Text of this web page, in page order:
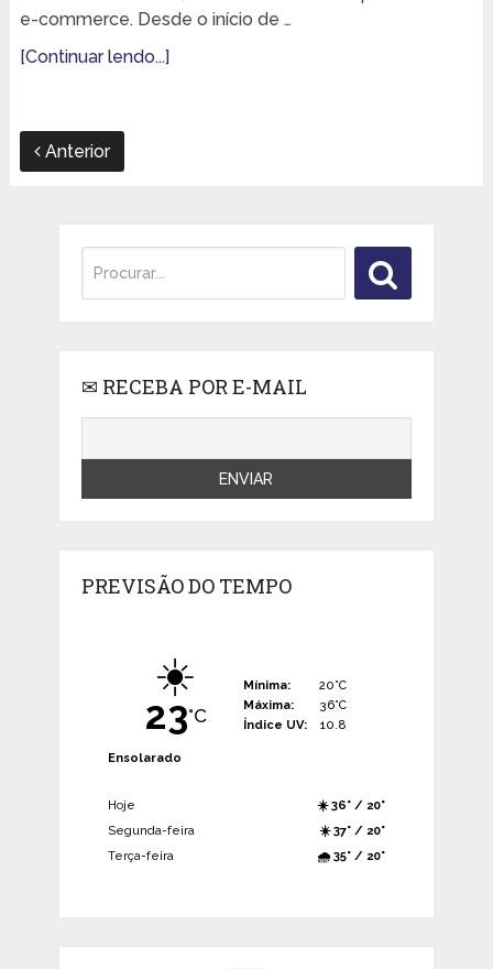
e-commerce. Desde o início de …
[Continuar lendo...]
Anterior
✉ RECEBA POR E-MAIL
PREVISÃO DO TEMPO
☀️
23°C
Mínima:
20°C
Máxima:
36°C
Índice UV:
10.8
Ensolarado
Hoje
☀️ 36° / 20°
Segunda-feira
☀️ 37° / 20°
Terça-feira
🌧️ 35° / 20°